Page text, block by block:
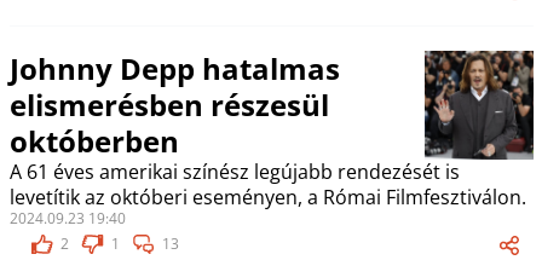
Johnny Depp hatalmas
elismerésben részesül
októberben
A 61 éves amerikai színész legújabb rendezését is
levetítik az októberi eseményen, a Római Filmfesztiválon.
2024.09.23 19:40
2
1 13